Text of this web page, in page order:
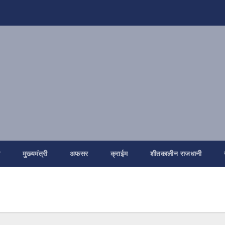
मुख्यमंत्री अफसर क्राईम शीतकालीन राजधानी